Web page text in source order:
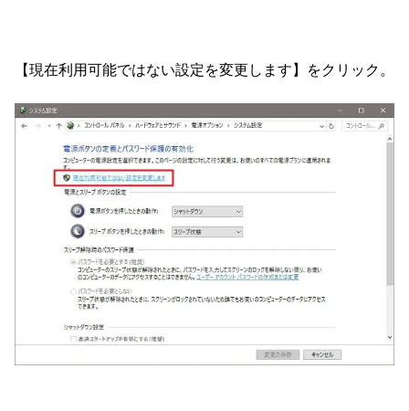
【現在利用可能ではない設定を変更します】をクリック。